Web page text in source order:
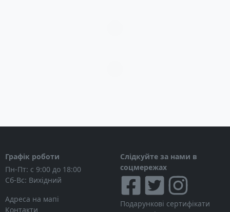
Графік роботи
Пн-Пт: с 9:00 до 18:00
Сб-Вс: Вихідний
Адреса на мапі
Контакти
Слідкуйте за нами в
соцмережах
Подарункові сертифікати